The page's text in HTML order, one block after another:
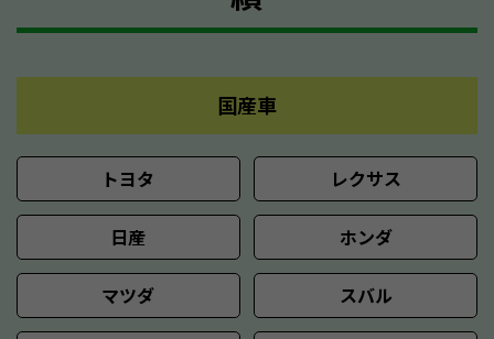
国産車
トヨタ レクサス
日産 ホンダ
マツダ スバル